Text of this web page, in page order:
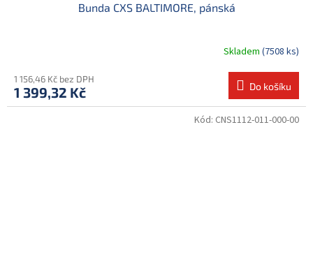
Bunda CXS BALTIMORE, pánská
Skladem (7508 ks)
1 156,46 Kč bez DPH
1 399,32 Kč Do košíku
Kód: CNS1112-011-000-00